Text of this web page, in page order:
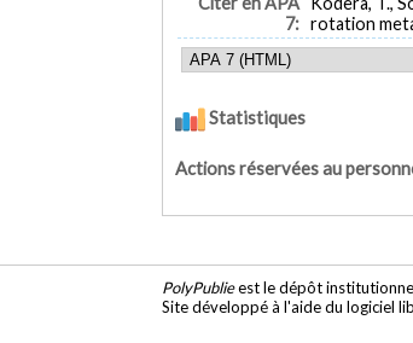
7: rotation
Statistiques
Actions réservées au
PolyPublieest le dépôt
Site développé à l'aide du logiciel